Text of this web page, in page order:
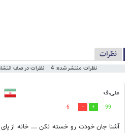
نظرات
نظرات منتشر شده: 4 نظرات در صف
علی.ف
99
6
آشنا جان خودت رو خسته نکن ... خانه از